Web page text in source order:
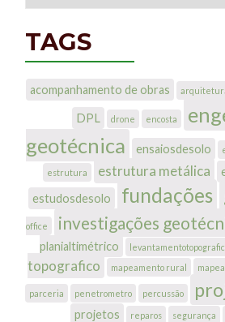
TAGS
acompanhamento de obras
DPL drone encosta
geotécnica
ensaiosdesolo
estrutura estrutura metálica
estudosdesolo
fundações
office investigações
planialtimétrico
topografico
mapeamento rural
parceria penetrometro percussão
projetos reparos segurança